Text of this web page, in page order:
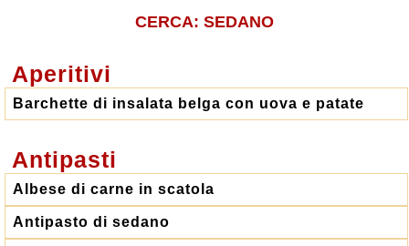
CERCA: SEDANO
Aperitivi
Barchette di insalata belga con uova e patate
Antipasti
Albese di carne in scatola
Antipasto di sedano